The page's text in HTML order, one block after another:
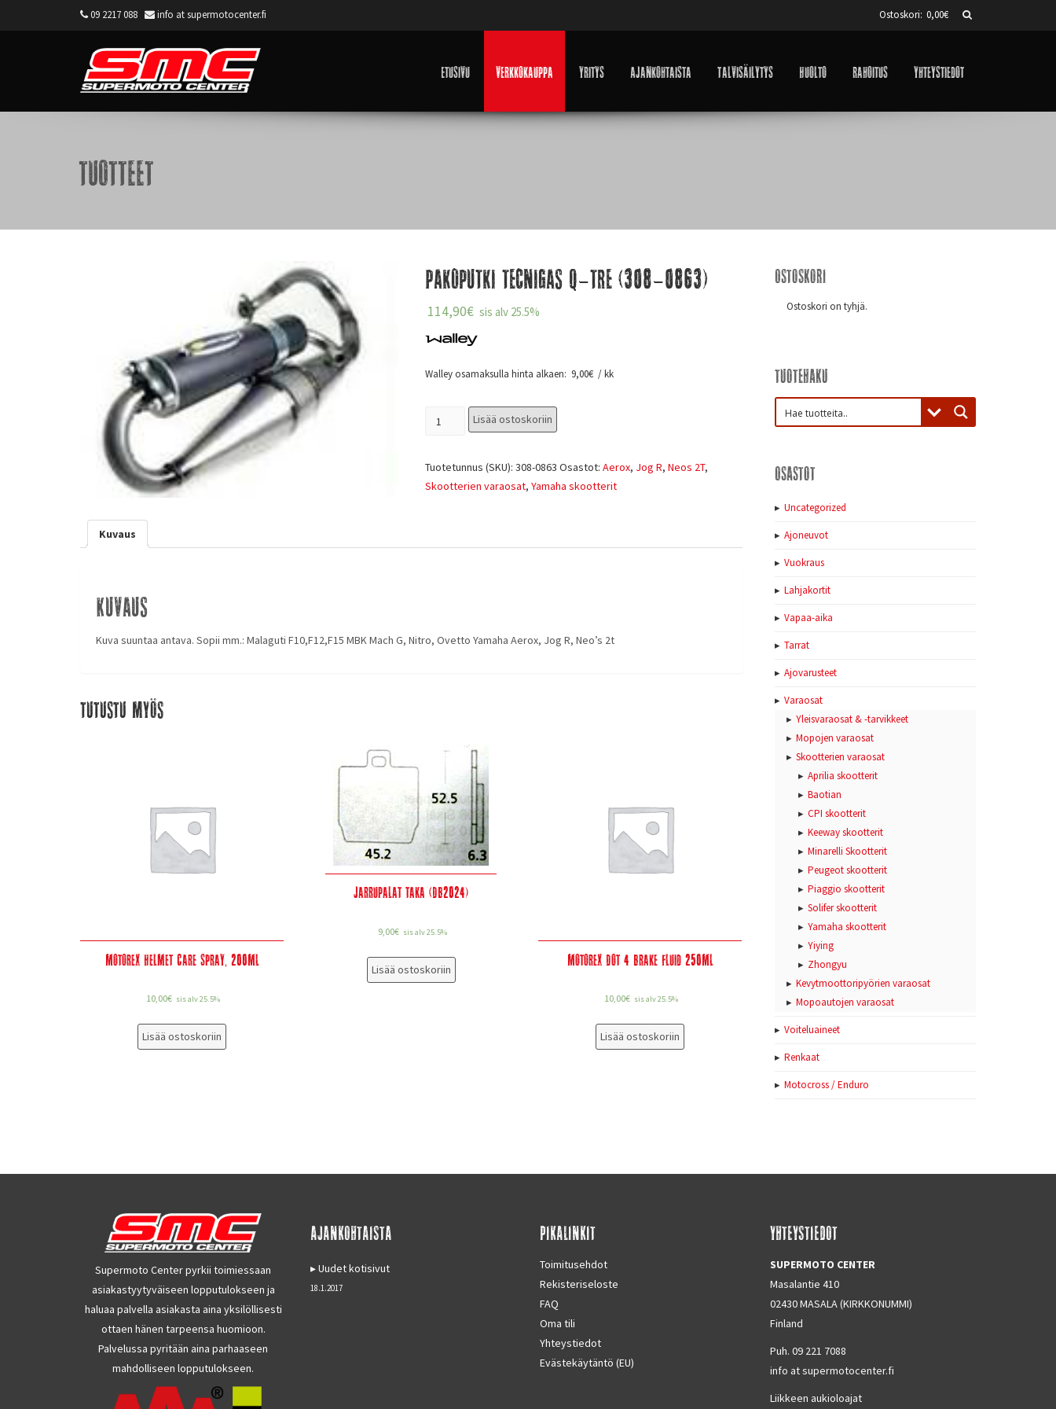
09 2217 088 info at supermotocenter.fi Ostoskori: 0,00€
Etusivu Verkkokauppa Yritys Ajankohtaista Talvisäilytys Huolto Rahoitus Yhteystiedot
Tuotteet
Pakoputki tecnigas Q-tre (308-0863)
114,90€ sis alv 25.5%
Walley osamaksulla hinta alkaen: 9,00€ / kk
Lisää ostoskoriin
Tuotetunnus (SKU): 308-0863 Osastot: Aerox, Jog R, Neos 2T,
Skootterien varaosat, Yamaha skootterit
Kuvaus
Kuvaus
Kuva suuntaa antava. Sopii mm.: Malaguti F10,F12,F15 MBK Mach G, Nitro, Ovetto Yamaha Aerox, Jog R, Neo’s 2t
Tutustu myös
Motorex Helmet Care Spray, 200Ml
10,00€ sis alv 25.5%
Lisää ostoskoriin
Jarrupalat taka (DB2024)
9,00€ sis alv 25.5%
Lisää ostoskoriin
Motorex Dot 4 Brake Fluid 250Ml
10,00€ sis alv 25.5%
Lisää ostoskoriin
Ostoskori
Ostoskori on tyhjä.
Tuotehaku
Osastot
Uncategorized
Ajoneuvot
Vuokraus
Lahjakortit
Vapaa-aika
Tarrat
Ajovarusteet
Varaosat
Yleisvaraosat & -tarvikkeet
Mopojen varaosat
Skootterien varaosat
Aprilia skootterit
Baotian
CPI skootterit
Keeway skootterit
Minarelli Skootterit
Peugeot skootterit
Piaggio skootterit
Solifer skootterit
Yamaha skootterit
Yiying
Zhongyu
Kevytmoottoripyörien varaosat
Mopoautojen varaosat
Voiteluaineet
Renkaat
Motocross / Enduro
Supermoto Center pyrkii toimiessaan
asiakastyytyväiseen lopputulokseen ja
haluaa palvella asiakasta aina yksilöllisesti
ottaen hänen tarpeensa huomioon.
Palvelussa pyritään aina parhaaseen
mahdolliseen lopputulokseen.
AJANKOHTAISTA
Uudet kotisivut
18.1.2017
PIKALINKIT
Toimitusehdot
Rekisteriseloste
FAQ
Oma tili
Yhteystiedot
Evästekäytäntö (EU)
YHTEYSTIEDOT
SUPERMOTO CENTER
Masalantie 410
02430 MASALA (KIRKKONUMMI)
Finland
Puh. 09 221 7088
info at supermotocenter.fi
Liikkeen aukioloajat